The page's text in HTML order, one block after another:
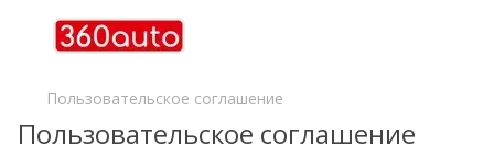
Пользовательское соглашение
Пользовательское соглашение